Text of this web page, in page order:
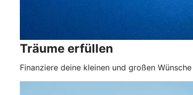
Träume erfüllen
Finanziere deine kleinen und großen